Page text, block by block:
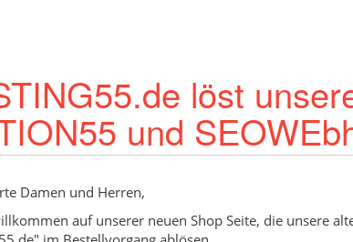
löst
und
Damen und Herren,
auf unserer neuen Shop Seite, die unsere